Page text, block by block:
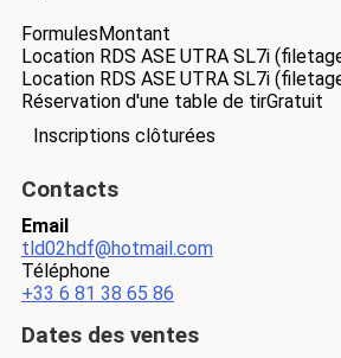
FormulesMontant
Location RDS ASE UTRA SL7i
Location RDS ASE UTRA SL7i
Réservation d'une table de tirGratuit
Inscriptions clôturées
Contacts
Email
tld02hdf@hotmail.com
Téléphone
+33 6 81 38 65 86
Dates des ventes